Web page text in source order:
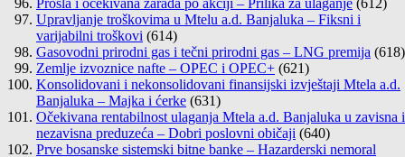
Prošla i očekivana zarada po akciji – Prilika za ulaganje (612)
Upravljanje troškovima u Mtelu a.d. Banjaluka – Fiksni i
varijabilni troškovi (614)
Gasovodni prirodni gas i tečni prirodni gas – LNG premija (618)
Zemlje izvoznice nafte – OPEC i OPEC+ (621)
Konsolidovani i nekonsolidovani finansijski izvještaji Mtela a.d.
Banjaluka – Majka i ćerke (631)
Očekivana rentabilnost ulaganja Mtela a.d. Banjaluka u zavisna i
nezavisna preduzeća – Dobri poslovni običaji (640)
Prve bosanske sistemski bitne banke – Hazarderski nemoral